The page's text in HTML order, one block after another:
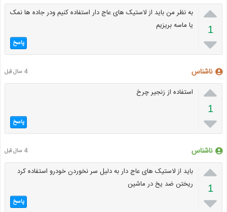

1

به نظر من باید از لاستیک های عاج دار استفاده کنیم ودر جاده ها نمک
یا ماسه بریزیم
پاسخ
ناشناس 4 سال قبل

1

استفاده از زنجیر چرخ
پاسخ
ناشناس 4 سال قبل

1

باید از لاستیک های عاج دار به دلیل سر نخوردن خودرو استفاده کرد
ریختن ضد یخ در ماشین
پاسخ